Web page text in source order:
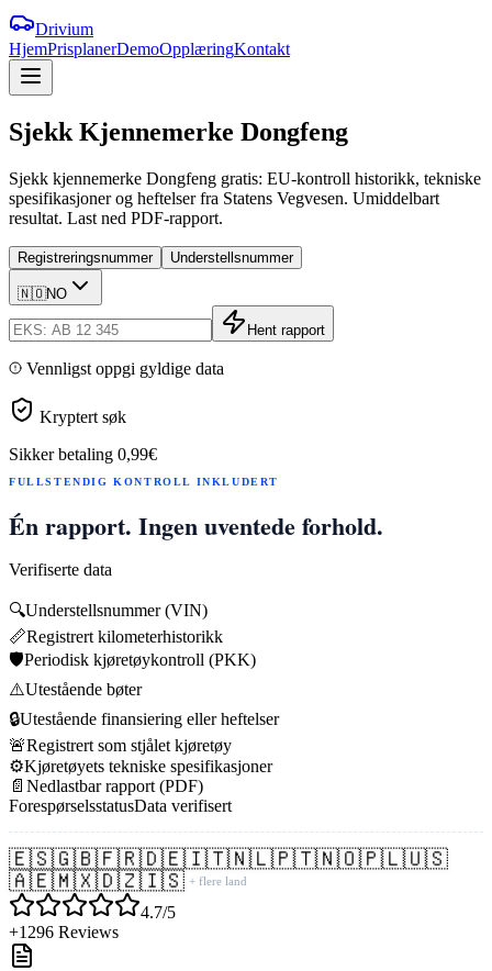
Drivium
HjemPrisplanerDemoOpplæringKontakt
Sjekk Kjennemerke Dongfeng
Sjekk kjennemerke Dongfeng gratis: EU-kontroll historikk, tekniske
spesifikasjoner og heftelser fra Statens Vegvesen. Umiddelbart
resultat. Last ned PDF-rapport.
Registreringsnummer Understellsnummer
🇳🇴NO
Hent rapport
Vennligst oppgi gyldige data
Kryptert søk
Sikker betaling 0,99€
FULLSTENDIG KONTROLL INKLUDERT
Én rapport. Ingen uventede forhold.
Verifiserte data
🔍Understellsnummer (VIN)
📏Registrert kilometerhistorikk
🛡️Periodisk kjøretøykontroll (PKK)
⚠️Utestående bøter
🔒Utestående finansiering eller heftelser
🚨Registrert som stjålet kjøretøy
⚙️Kjøretøyets tekniske spesifikasjoner
📄 Nedlastbar rapport (PDF)
ForespørselsstatusData verifisert
🇪🇸🇬🇧🇫🇷🇩🇪🇮🇹🇳🇱🇵🇹🇳🇴🇵🇱🇺🇸
🇦🇪🇲🇽🇩🇿🇮🇸 + flere land
4.7/5
+1296 Reviews